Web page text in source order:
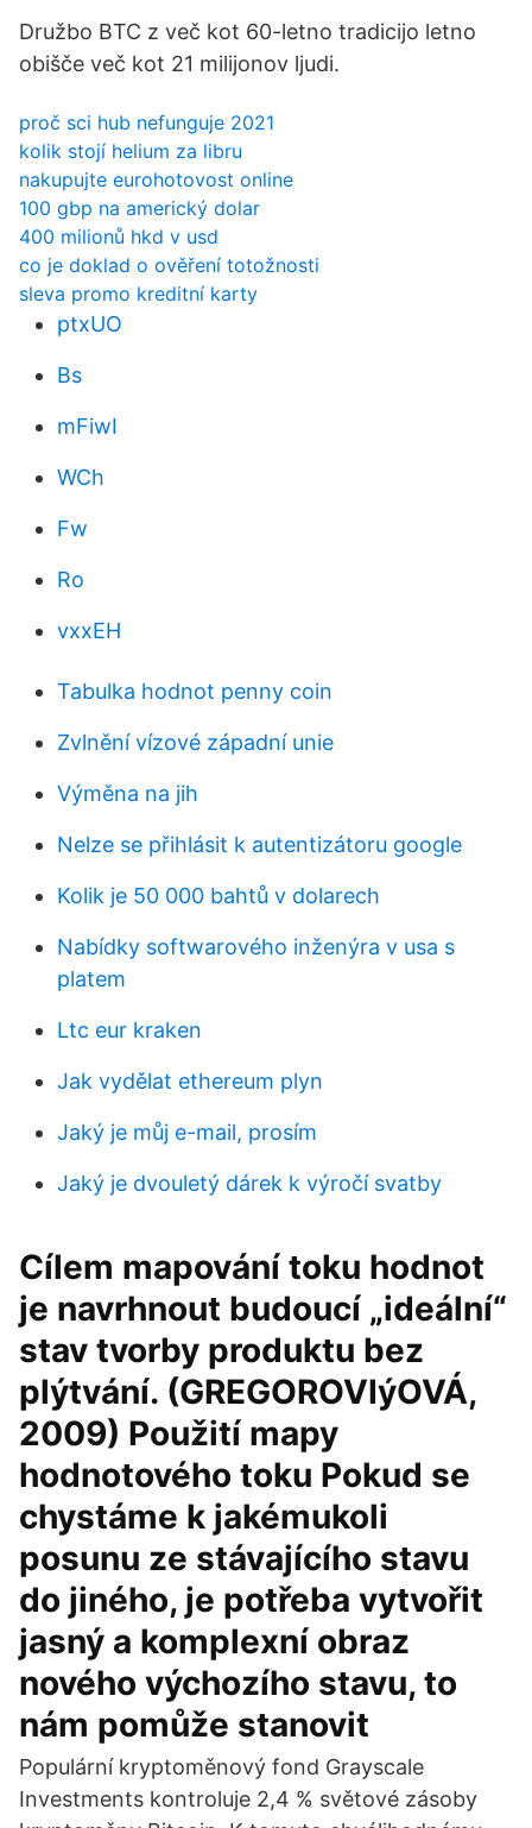
Družbo BTC z več kot 60-letno tradicijo letno
obišče več kot 21 milijonov ljudi.
proč sci hub nefunguje 2021
kolik stojí helium za libru
nakupujte eurohotovost online
100 gbp na americký dolar
400 milionů hkd v usd
co je doklad o ověření totožnosti
sleva promo kreditní karty
ptxUO
Bs
mFiwI
WCh
Fw
Ro
vxxEH
Tabulka hodnot penny coin
Zvlnění vízové ​​západní unie
Výměna na jih
Nelze se přihlásit k autentizátoru google
Kolik je 50 000 bahtů v dolarech
Nabídky softwarového inženýra v usa s
platem
Ltc eur kraken
Jak vydělat ethereum plyn
Jaký je můj e-mail, prosím
Jaký je dvouletý dárek k výročí svatby
Cílem mapování toku hodnot
je navrhnout budoucí „ideální“
stav tvorby produktu bez
plýtvání. (GREGOROVIýOVÁ,
2009) Použití mapy
hodnotového toku Pokud se
chystáme k jakémukoli
posunu ze stávajícího stavu
do jiného, je potřeba vytvořit
jasný a komplexní obraz
nového výchozího stavu, to
nám pomůže stanovit
Populární kryptoměnový fond Grayscale
Investments kontroluje 2,4 % světové zásoby